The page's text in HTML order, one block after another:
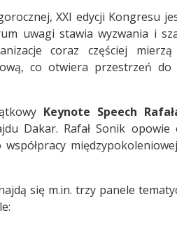
XXI edycji Kongresu
uwagi stawia wyzwania i
coraz częściej
co otwiera przestrzeń
Keynote Speech
Dakar. Rafał Sonik
współpracy
się m.in. trzy panele